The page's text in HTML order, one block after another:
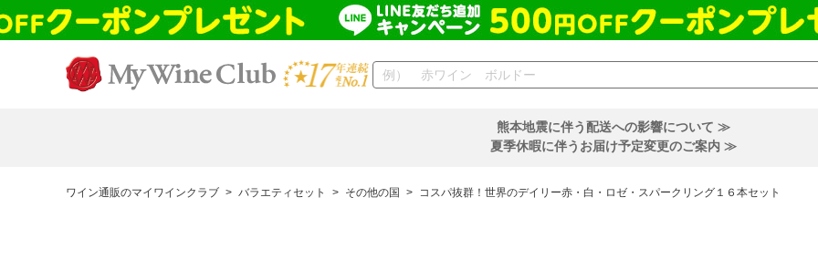
熊本地震に伴う配送への影響について ≫
夏季休暇に伴うお届け予定変更のご案内 ≫
ワイン通販のマイワインクラブ > バラエティセット > その他の国 > コスパ抜群！世界のデイリー赤・白・ロゼ・スパークリング１６本セット